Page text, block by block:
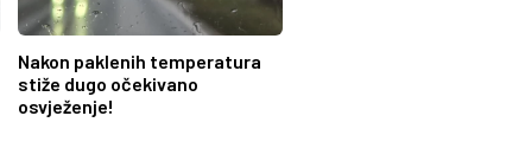
Nakon paklenih temperatura
stiže dugo očekivano
osvježenje!